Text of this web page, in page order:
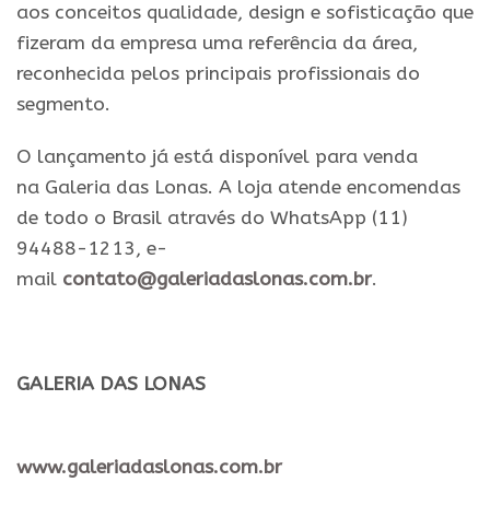
aos conceitos qualidade, design e sofisticação que
fizeram da empresa uma referência da área,
reconhecida pelos principais profissionais do
segmento.
O lançamento já está disponível para venda
na Galeria das Lonas. A loja atende encomendas
de todo o Brasil através do WhatsApp (11)
94488-1213, e-
mail contato@galeriadaslonas.com.br.
GALERIA DAS LONAS
www.galeriadaslonas.com.br